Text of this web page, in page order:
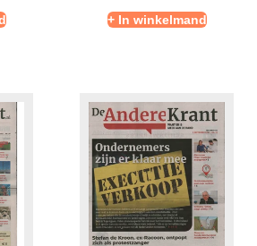
+ In winkelmand